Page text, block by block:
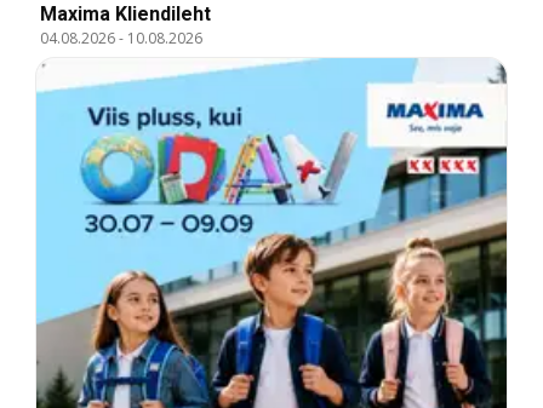
Maxima Kliendileht
04.08.2026- 10.08.2026